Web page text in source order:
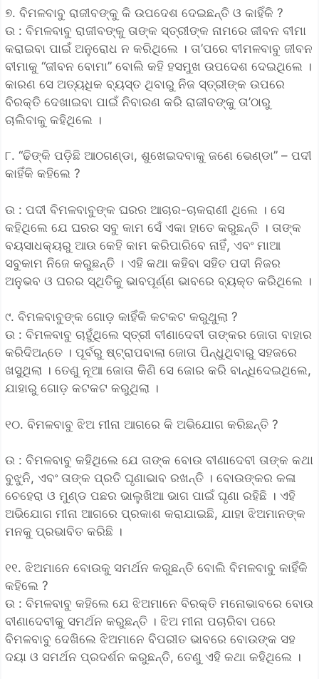
୭. ବିମଳବାବୁ ରାଜୀବଙ୍କୁ କି ଉପଦେଶ ଦେଇଛନ୍ତି ଓ କାହିଁକି ?
ଉ : ବିମଳବାବୁ ରାଜୀବଙ୍କୁ ତାଙ୍କ ସ୍ତ୍ରୀଙ୍କ ନାମରେ ଜୀବନ ବୀମା
କରାଇବା ପାଇଁ ଅନୁରୋଧ ନ କରିଥିଲେ । ତା’ପରେ ବୀମଳବାବୁ ଜୀବନ
ବୀମାକୁ “ଜୀବନ ବୋମା” ବୋଲି କହି ହସମୁଖ ଉପଦେଶ ଦେଇଥିଲେ ।
କାରଣ ସେ ଅତ୍ୟଧିକ ବ୍ୟସ୍ତ ଥିବାରୁ ନିଜ ସ୍ତ୍ରୀଙ୍କ ଉପରେ
ବିରକ୍ତି ଦେଖାଇବା ପାଇଁ ନିବାରଣ କରି ରାଜୀବଙ୍କୁ ତା’ଠାରୁ
ଚାଲିବାକୁ କହିଥିଲେ ।
୮. “ଢିଙ୍କି ପଡ଼ିଛି ଆଠଗଣ୍ଡା, ଶୁଖେଇଦବାକୁ ଜଣେ ଭେଣ୍ଡା” – ପଦୀ
କାହିଁକି କହିଲେ ?
ଉ : ପଦୀ ବିମଳବାବୁଙ୍କ ଘରର ଆଚାର-ଚାକରାଣୀ ଥିଲେ । ସେ
କହିଥିଲେ ଯେ ଘରର ସବୁ କାମ ସେଁ ଏକା ହାତେ କରୁଛନ୍ତି । ତାଙ୍କ
ବୟସାଧକ୍ୟରୁ ଆଉ କେହି କାମ କରିପାରିବେ ନାହିଁ, ଏବଂ ମାଆ
ସବୁକାମ ନିଜେ କରୁଛନ୍ତି । ଏହି କଥା କହିବା ସହିତ ପଦୀ ନିଜର
ଅନୁଭବ ଓ ଘରର ସ୍ଥିତିକୁ ଭାବପୂର୍ଣ୍ଣ ଭାବରେ ବ୍ୟକ୍ତ କରିଥିଲେ ।
୯. ବିମଳବାବୁଙ୍କ ଗୋଡ଼ କାହିଁକି କଟକଟ କରୁଥୁଲା ?
ଉ : ବିମଳବାବୁ ଚାହୁଁଥିଲେ ସ୍ତ୍ରୀ ବୀଣାଦେବୀ ତାଙ୍କର ଜୋତା ବାହାର
କରିଦିଅନ୍ତେ । ପୂର୍ବରୁ ଷ୍ଟ୍ରାପବାଲା ଜୋତା ପିନ୍ଧୁଥିବାରୁ ସହଜରେ
ଖସୁଥିଲା । ତେଣୁ ନୂଆ ଜୋତା କିଣି ସେ ଜୋର କରି ବାନ୍ଧିଦେଇଥିଲେ,
ଯାହାରୁ ଗୋଡ଼ କଟକଟ କରୁଥିଲା ।
୧୦. ବିମଳବାବୁ ଝିଅ ମୀନା ଆଗରେ କି ଅଭିଯୋଗ କରିଛନ୍ତି ?
ଉ : ବିମଳବାବୁ କହିଥିଲେ ଯେ ତାଙ୍କ ବୋଉ ବୀଣାଦେବୀ ତାଙ୍କ କଥା
ବୁଝୁନି, ଏବଂ ତାଙ୍କ ପ୍ରତି ଘୃଣାଭାବ ରଖନ୍ତି । ବୋଉଙ୍କର କଳା
ଚେହେରା ଓ ମୁଣ୍ଡ ପଛର ଭାଲୁଖିଆ ଭାଗ ପାଇଁ ଘୃଣା ରହିଛି । ଏହି
ଅଭିଯୋଗ ମୀନା ଆଗରେ ପ୍ରକାଶ କରାଯାଇଛି, ଯାହା ଝିଅମାନଙ୍କ
ମନକୁ ପ୍ରଭାବିତ କରିଛି ।
୧୧. ଝିଅମାନେ ବୋଉକୁ ସମର୍ଥନ କରୁଛନ୍ତି ବୋଲି ବିମଳବାବୁ କାହିଁକି
କହିଲେ ?
ଉ : ବିମଳବାବୁ କହିଲେ ଯେ ଝିଅମାନେ ବିରକ୍ତି ମନୋଭାବରେ ବୋଉ
ବୀଣାଦେବୀକୁ ସମର୍ଥନ କରୁଛନ୍ତି । ଝିଅ ମୀନା ପଚାରିବା ପରେ
ବିମଳବାବୁ ଦେଖିଲେ ଝିଅମାନେ ବିପରୀତ ଭାବରେ ବୋଉଙ୍କ ସହ
ଦୟା ଓ ସମର୍ଥନ ପ୍ରଦର୍ଶନ କରୁଛନ୍ତି, ତେଣୁ ଏହି କଥା କହିଥିଲେ ।